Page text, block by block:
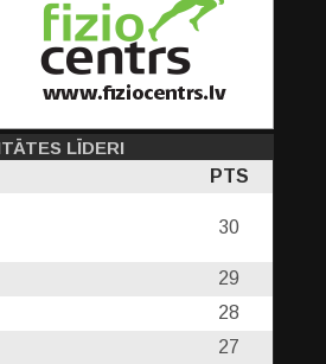
LĪDERI
PTS
30
29
28
27